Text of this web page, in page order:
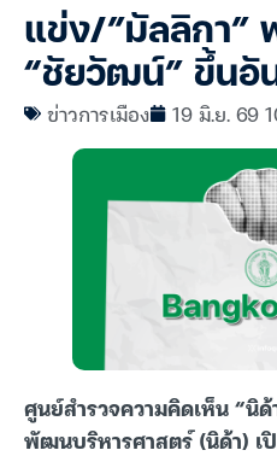
แข่ง/”มัลลิกา”
“ชัยวัฒน์” ขึ้นอั
ข่าวการเมือง 19 มิ.ย. 69
ศูนย์สำรวจความคิดเห็น “
พัฒนบริหารศาสตร์ (นิด้า) เ